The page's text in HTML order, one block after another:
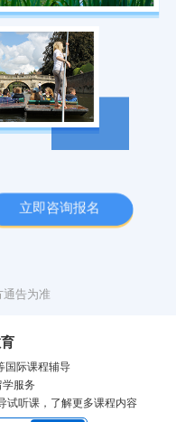
立即咨询报名
告为准
国际课程辅导
服务
试听课，了解更多课程内容